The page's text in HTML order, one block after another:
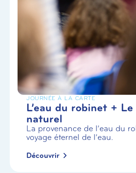
JOURNÉE À LA CARTE
L’eau du robinet +
naturel
La provenance de l’eau du
voyage éternel de l’eau.
Découvrir